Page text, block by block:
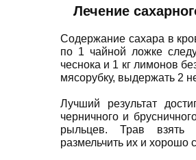
Лечение
Содержание сахара в
по 1 чайной ложке
чеснока и 1 кг лимонов
мясорубку, выдержать 2
Лучший результат
черничного и
рыльцев. Трав взять
размельчить их и хорошо